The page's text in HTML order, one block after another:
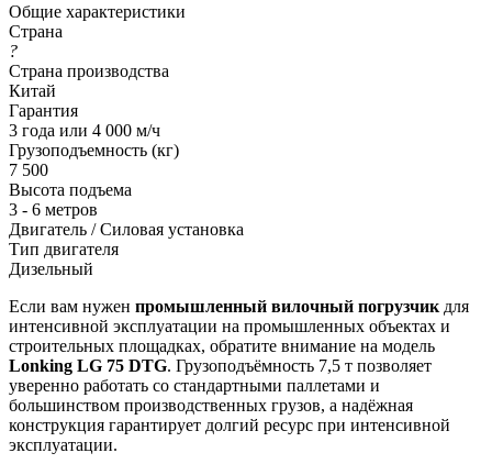
Общие характеристики
Страна
?
Страна производства
Китай
Гарантия
3 года или 4 000 м/ч
Грузоподъемность (кг)
7 500
Высота подъема
3 - 6 метров
Двигатель / Силовая установка
Тип двигателя
Дизельный
Если вам нужен промышленный вилочный погрузчик для
интенсивной эксплуатации на промышленных объектах и
строительных площадках, обратите внимание на модель
Lonking LG 75 DTG. Грузоподъёмность 7,5 т позволяет
уверенно работать со стандартными паллетами и
большинством производственных грузов, а надёжная
конструкция гарантирует долгий ресурс при интенсивной
эксплуатации.